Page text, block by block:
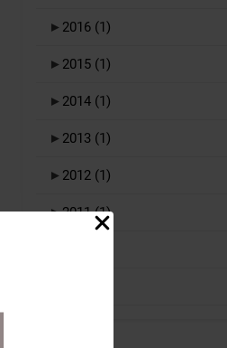
► 2016 (1)
► 2015 (1)
► 2014 (1)
► 2013 (1)
► 2012 (1)
►2011(1)